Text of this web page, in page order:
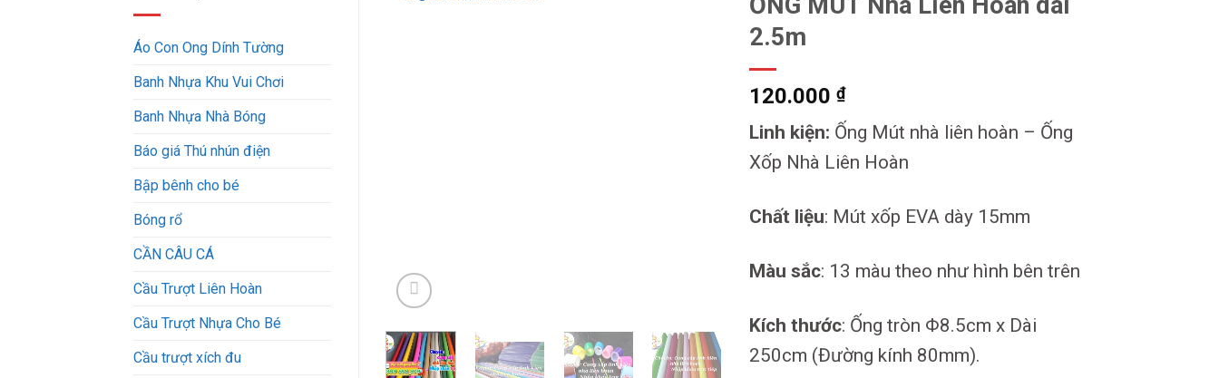
Áo Con Ong Dính Tường
Banh Nhựa Khu Vui Chơi
Banh Nhựa Nhà Bóng
Báo giá Thú nhún điện
Bập bênh cho bé
Bóng rổ
CẦN CÂU CÁ
Cầu Trượt Liên Hoàn
Cầu Trượt Nhựa Cho Bé
Cầu trượt xích đu
2.5m
120.000₫
Linh kiện: Ống Mút nhà liên hoàn – Ống
Xốp Nhà Liên Hoàn
Chất liệu: Mút xốp EVA dày 15mm
Màu sắc: 13 màu theo như hình bên trên
Kích thước: Ống tròn Φ8.5cm x Dài
250cm (Đường kính 80mm).